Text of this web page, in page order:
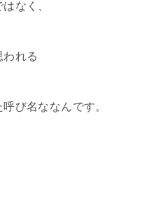
なく、
れる
び名ななんです。